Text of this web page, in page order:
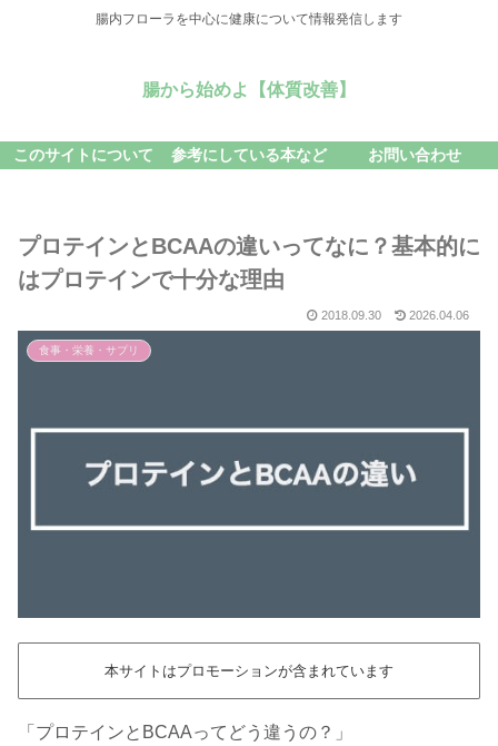
腸内フローラを中心に健康について情報発信します
腸から始めよ【体質改善】
このサイトについて 参考にしている本など お問い合わせ
プロテインとBCAAの違いってなに？基本的に
はプロテインで十分な理由
2018.09.30 2026.04.06
食事・栄養・サプリ
本サイトはプロモーションが含まれています
「プロテインとBCAAってどう違うの？」